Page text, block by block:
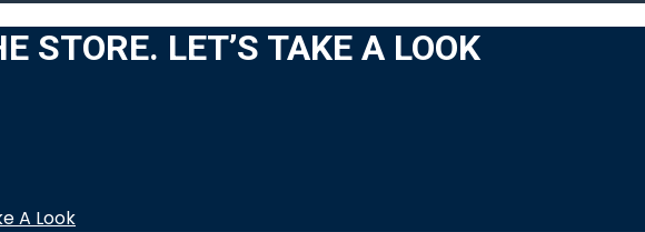
STORE. LET’S TAKE A LOOK
A Look